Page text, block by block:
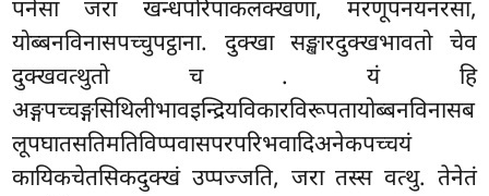
पनेसा जरा खन्धपरिपाकलक्खणा, मरणूपनयनरसा,
योब्बनविनासपच्चुपट्ठाना. दुक्खा सङ्खारदुक्खभावतो चेव
दुक्खवत्थुतो च . यं हि
अङ्गपच्चङ्गसिथिलीभावइन्द्रियविकारविरूपतायोब्बनविनासब
लूपघातसतिमतिविप्पवासपरपरिभवादिअनेकपच्चयं
कायिकचेतसिकदुक्खं उप्पज्जति, जरा तस्स वत्थु. तेनेतं